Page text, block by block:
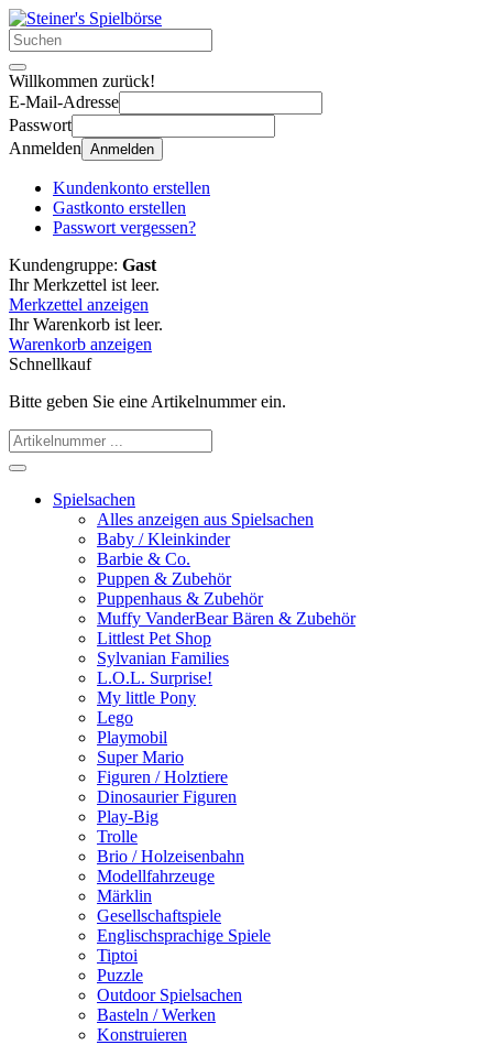
Willkommen zurück!
E-Mail-Adresse
Passwort
Anmelden Anmelden
Kundenkonto erstellen
Gastkonto erstellen
Passwort vergessen?
Kundengruppe: Gast
Ihr Merkzettel ist leer.
Merkzettel anzeigen
Ihr Warenkorb ist leer.
Warenkorb anzeigen
Schnellkauf
Bitte geben Sie eine Artikelnummer ein.
Spielsachen
Alles anzeigen aus Spielsachen
Baby / Kleinkinder
Barbie & Co.
Puppen & Zubehör
Puppenhaus & Zubehör
Muffy VanderBear Bären & Zubehör
Littlest Pet Shop
Sylvanian Families
L.O.L. Surprise!
My little Pony
Lego
Playmobil
Super Mario
Figuren / Holztiere
Dinosaurier Figuren
Play-Big
Trolle
Brio / Holzeisenbahn
Modellfahrzeuge
Märklin
Gesellschaftspiele
Englischsprachige Spiele
Tiptoi
Puzzle
Outdoor Spielsachen
Basteln / Werken
Konstruieren